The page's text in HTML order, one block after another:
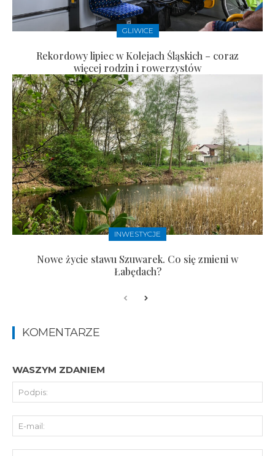
GLIWICE
Rekordowy lipiec w Kolejach Śląskich – coraz
więcej rodzin i rowerzystów
INWESTYCJE
Nowe życie stawu Szuwarek. Co się zmieni w
Łabędach?
KOMENTARZE
WASZYM ZDANIEM